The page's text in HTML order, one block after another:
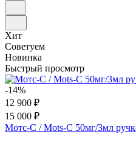
Хит
Советуем
Новинка
Быстрый просмотр
-14%
12 900 ₽
15 000 ₽
Мотс-С / Mots-C 50мг/3мл